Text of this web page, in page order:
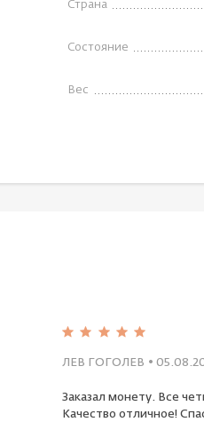
Страна
Состояние
Вес
ЛЕВ ГОГОЛЕВ •
Заказал монету. Все
Качество отличное!